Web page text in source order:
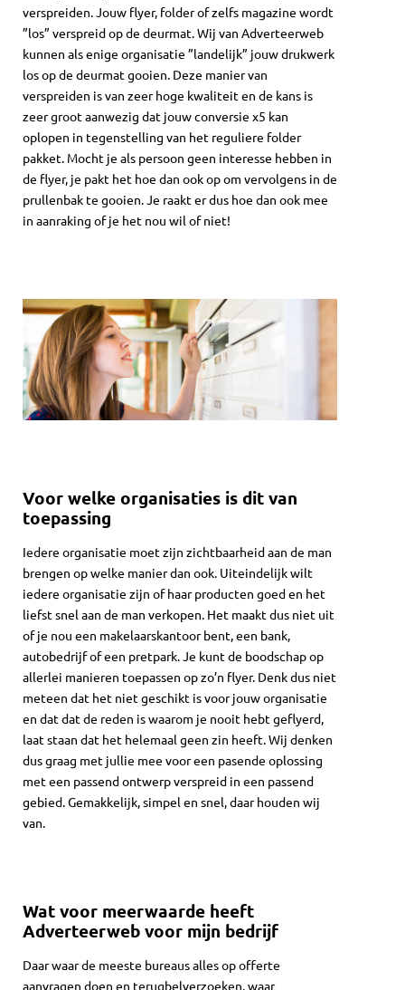
verspreiden. Jouw flyer, folder of zelfs magazine wordt
”los” verspreid op de deurmat. Wij van Adverteerweb
kunnen als enige organisatie ”landelijk” jouw drukwerk
los op de deurmat gooien. Deze manier van
verspreiden is van zeer hoge kwaliteit en de kans is
zeer groot aanwezig dat jouw conversie x5 kan
oplopen in tegenstelling van het reguliere folder
pakket. Mocht je als persoon geen interesse hebben in
de flyer, je pakt het hoe dan ook op om vervolgens in de
prullenbak te gooien. Je raakt er dus hoe dan ook mee
in aanraking of je het nou wil of niet!
Voor welke organisaties is dit van
toepassing
Iedere organisatie moet zijn zichtbaarheid aan de man
brengen op welke manier dan ook. Uiteindelijk wilt
iedere organisatie zijn of haar producten goed en het
liefst snel aan de man verkopen. Het maakt dus niet uit
of je nou een makelaarskantoor bent, een bank,
autobedrijf of een pretpark. Je kunt de boodschap op
allerlei manieren toepassen op zo’n flyer. Denk dus niet
meteen dat het niet geschikt is voor jouw organisatie
en dat dat de reden is waarom je nooit hebt geflyerd,
laat staan dat het helemaal geen zin heeft. Wij denken
dus graag met jullie mee voor een pasende oplossing
met een passend ontwerp verspreid in een passend
gebied. Gemakkelijk, simpel en snel, daar houden wij
van.
Wat voor meerwaarde heeft
Adverteerweb voor mijn bedrijf
Daar waar de meeste bureaus alles op offerte
aanvragen doen en terugbelverzoeken, waar